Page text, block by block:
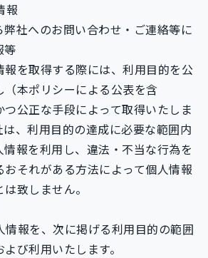
報
弊社へのお問い合わせ・ご連絡等に
等
報を取得する際には、利用目的を公
（本ポリシーによる公表を含
つ公正な手段によって取得いたしま
は、利用目的の達成に必要な範囲内
情報を利用し、違法・不当な行為を
おそれがある方法によって個人情報
致しません。
情報を、次に掲げる利用目的の範囲
び利用いたします。